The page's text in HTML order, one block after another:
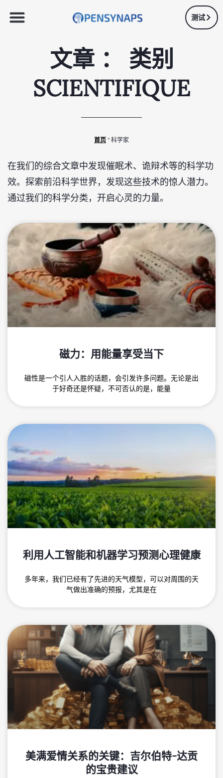
测试
文章 ： 类别
SCIENTIFIQUE
首页 "科学家
在我们的综合文章中发现催眠术、诡辩术等的科学功
效。探索前沿科学世界，发现这些技术的惊人潜力。
通过我们的科学分类，开启心灵的力量。
磁力：用能量享受当下
磁性是一个引人入胜的话题，会引发许多问题。无论是出
于好奇还是怀疑，不可否认的是，能量
利用人工智能和机器学习预测心理健康
多年来，我们已经有了先进的天气模型，可以对周围的天
气做出准确的预报，尤其是在
美满爱情关系的关键：吉尔伯特-达贡
的宝贵建议